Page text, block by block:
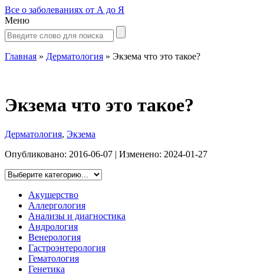
Все о заболеваниях от А до Я
Меню
Главная » Дерматология » Экзема что это такое?
Экзема что это такое?
Дерматология, Экзема
Опубликовано: 2016-06-07 | Изменено: 2024-01-27
Акушерство
Аллергология
Анализы и диагностика
Андрология
Венерология
Гастроэнтерология
Гематология
Генетика